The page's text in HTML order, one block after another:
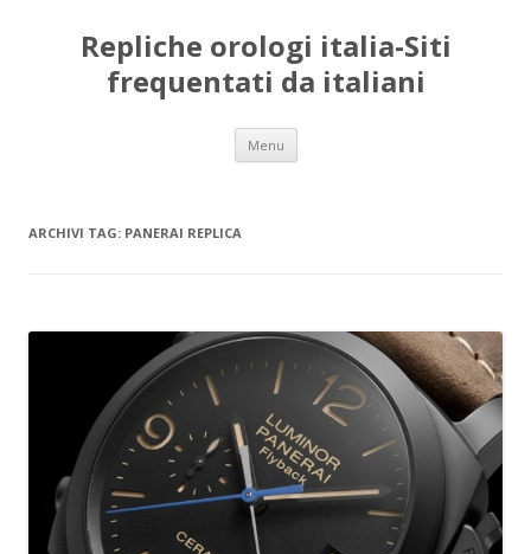
Repliche orologi italia-Siti
frequentati da italiani
Menu Vai
contenuto
ARCHIVI TAG: PANERAI REPLICA